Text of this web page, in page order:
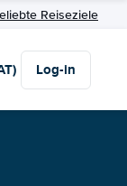
Reiseziele
Log-in